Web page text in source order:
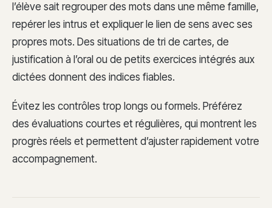
l’élève sait regrouper des mots dans une même famille,
repérer les intrus et expliquer le lien de sens avec ses
propres mots. Des situations de tri de cartes, de
justification à l’oral ou de petits exercices intégrés aux
dictées donnent des indices fiables.
Évitez les contrôles trop longs ou formels. Préférez
des évaluations courtes et régulières, qui montrent les
progrès réels et permettent d’ajuster rapidement votre
accompagnement.